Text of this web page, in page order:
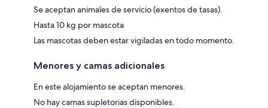
Se aceptan animales de servicio (exentos de tasas).
Hasta 10 kg por mascota
Las mascotas deben estar vigiladas en todo momento.
Menores y camas adicionales
En este alojamiento se aceptan menores.
No hay camas supletorias disponibles.